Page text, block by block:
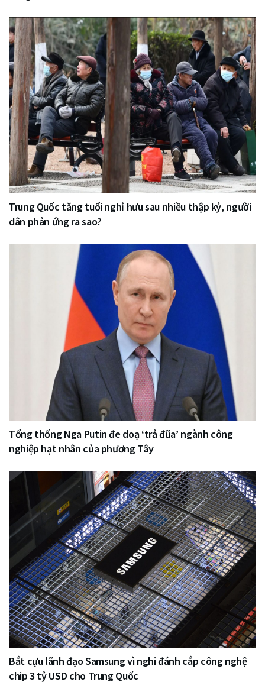
Trung Quốc tăng tuổi nghỉ hưu sau nhiều thập kỷ, người
dân phản ứng ra sao?
Tổng thống Nga Putin đe doạ ‘trả đũa’ ngành công
nghiệp hạt nhân của phương Tây
Bắt cựu lãnh đạo Samsung vì nghi đánh cắp công nghệ
chip 3 tỷ USD cho Trung Quốc